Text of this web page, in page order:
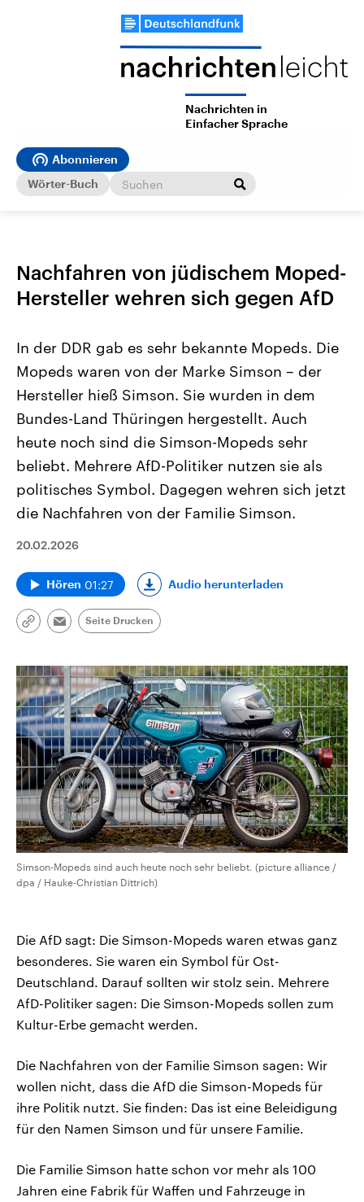
Nachrichten in
Einfacher Sprache
Abonnieren
Wörter-Buch
Nachfahren von jüdischem Moped-
Hersteller wehren sich gegen AfD
In der DDR gab es sehr bekannte Mopeds. Die
Mopeds waren von der Marke Simson – der
Hersteller hieß Simson. Sie wurden in dem
Bundes-Land Thüringen hergestellt. Auch
heute noch sind die Simson-Mopeds sehr
beliebt. Mehrere AfD-Politiker nutzen sie als
politisches Symbol. Dagegen wehren sich jetzt
die Nachfahren von der Familie Simson.
20.02.2026
Hören 01:27 Audio herunterladen
Link
Email
Seite Drucken
Simson-Mopeds sind auch heute noch sehr beliebt. (picture alliance /
dpa / Hauke-Christian Dittrich)
Die AfD sagt: Die Simson-Mopeds waren etwas ganz
besonderes. Sie waren ein Symbol für Ost-
Deutschland. Darauf sollten wir stolz sein. Mehrere
AfD-Politiker sagen: Die Simson-Mopeds sollen zum
Kultur-Erbe gemacht werden.
Die Nachfahren von der Familie Simson sagen: Wir
wollen nicht, dass die AfD die Simson-Mopeds für
ihre Politik nutzt. Sie finden: Das ist eine Beleidigung
für den Namen Simson und für unsere Familie.
Die Familie Simson hatte schon vor mehr als 100
Jahren eine Fabrik für Waffen und Fahrzeuge in